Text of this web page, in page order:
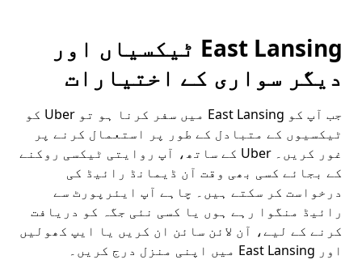
East Lansing ٹیکسیاں اور
دیگر سواری کے اختیارات
جب آپ کو East Lansing میں سفر کرنا ہو تو Uber کو
ٹیکسیوں کے متبادل کے طور پر استعمال کرنے پر
غور کریں۔ Uber کے ساتھ، آپ روایتی ٹیکسی روکنے
کے بجائے کسی بھی وقت آن ڈیمانڈ رائیڈ کی
درخواست کر سکتے ہیں۔ چاہے آپ ایئرپورٹ سے
رائیڈ منگوا رہے ہوں یا کسی نئی جگہ کو دریافت
کرنے کے لیے، آن لائن سائن ان کریں یا ایپ کھولیں
اور East Lansing میں اپنی منزل درج کریں۔